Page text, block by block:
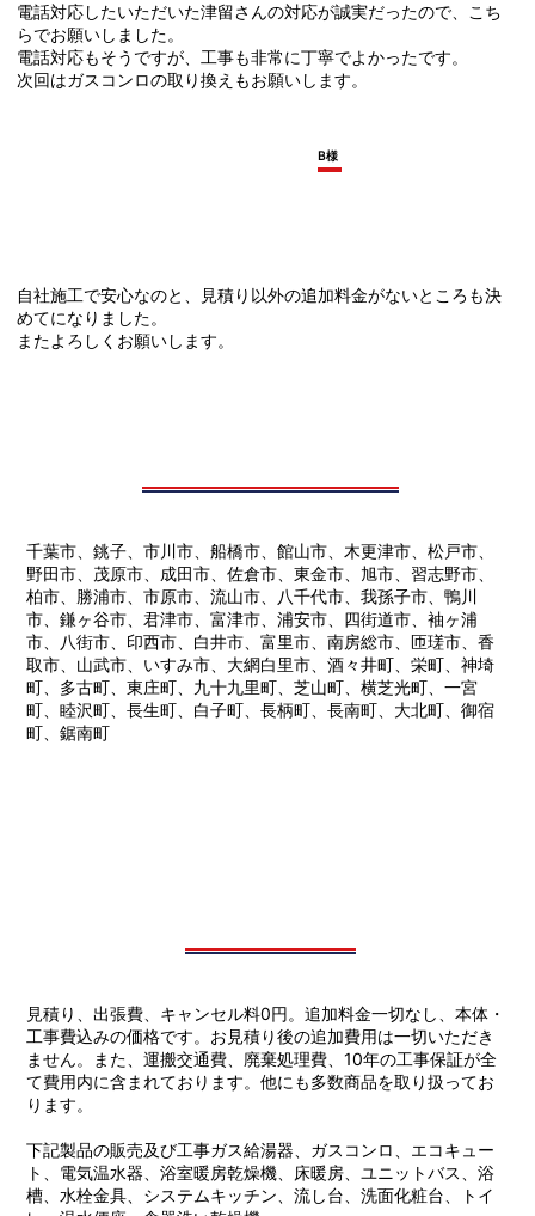
電話対応したいただいた津留さんの対応が誠実だったので、こち
らでお願いしました。
電話対応もそうですが、工事も非常に丁寧でよかったです。
次回はガスコンロの取り換えもお願いします。
自社施工で安心なのと、見積り以外の追加料金がないところも決
めてになりました。
またよろしくお願いします。
B様
千葉市、銚子、市川市、船橋市、館山市、木更津市、松戸市、
野田市、茂原市、成田市、佐倉市、東金市、旭市、習志野市、
柏市、勝浦市、市原市、流山市、八千代市、我孫子市、鴨川
市、鎌ヶ谷市、君津市、富津市、浦安市、四街道市、袖ヶ浦
市、八街市、印西市、白井市、富里市、南房総市、匝瑳市、香
取市、山武市、いすみ市、大網白里市、酒々井町、栄町、神埼
町、多古町、東庄町、九十九里町、芝山町、横芝光町、一宮
町、睦沢町、長生町、白子町、長柄町、長南町、大北町、御宿
町、鋸南町
見積り、出張費、キャンセル料0円。追加料金一切なし、本体・
工事費込みの価格です。お見積り後の追加費用は一切いただき
ません。また、運搬交通費、廃棄処理費、10年の工事保証が全
て費用内に含まれております。他にも多数商品を取り扱ってお
ります。
下記製品の販売及び工事ガス給湯器、ガスコンロ、エコキュー
ト、電気温水器、浴室暖房乾燥機、床暖房、ユニットバス、浴
槽、水栓金具、システムキッチン、流し台、洗面化粧台、トイ